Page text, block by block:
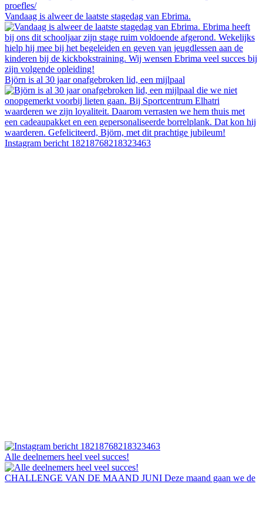
Vandaag is alweer de laatste stagedag van Ebrima.
Björn is al 30 jaar onafgebroken lid, een mijlpaal
Instagram bericht 18218768218323463
Alle deelnemers heel veel succes!
CHALLENGE VAN DE MAAND JUNI Deze maand gaan we de